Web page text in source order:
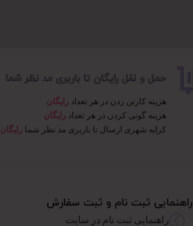
حمل و نقل رایگان تا باربری مد نظر شما
هزینه کارتن زدن در هر تعداد رایگان
هزینه گونی کردن در هر تعداد رایگان
کرایه شهری ارسال تا باربری مد نظر شما رایگان
راهنمایی ثبت نام و ثبت سفارش
راهنمایی ثبت نام در سایت